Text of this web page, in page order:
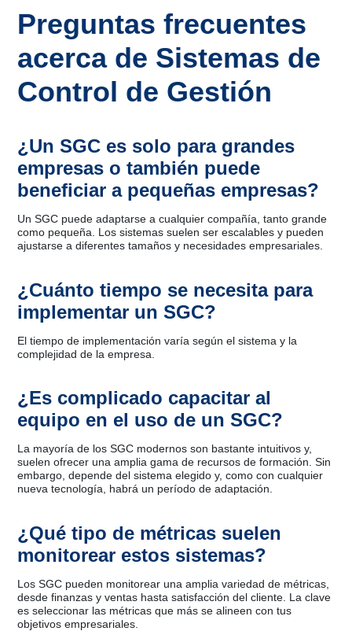
Preguntas frecuentes
acerca de Sistemas de
Control de Gestión
¿Un SGC es solo para grandes
empresas o también puede
beneficiar a pequeñas empresas?
Un SGC puede adaptarse a cualquier compañía, tanto grande
como pequeña. Los sistemas suelen ser escalables y pueden
ajustarse a diferentes tamaños y necesidades empresariales.
¿Cuánto tiempo se necesita para
implementar un SGC?
El tiempo de implementación varía según el sistema y la
complejidad de la empresa.
¿Es complicado capacitar al
equipo en el uso de un SGC?
La mayoría de los SGC modernos son bastante intuitivos y,
suelen ofrecer una amplia gama de recursos de formación. Sin
embargo, depende del sistema elegido y, como con cualquier
nueva tecnología, habrá un período de adaptación.
¿Qué tipo de métricas suelen
monitorear estos sistemas?
Los SGC pueden monitorear una amplia variedad de métricas,
desde finanzas y ventas hasta satisfacción del cliente. La clave
es seleccionar las métricas que más se alineen con tus
objetivos empresariales.